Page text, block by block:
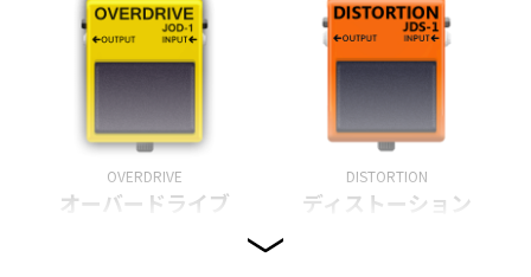
OVERDRIVE
オーバードライブ
DISTORTION
ディストーション